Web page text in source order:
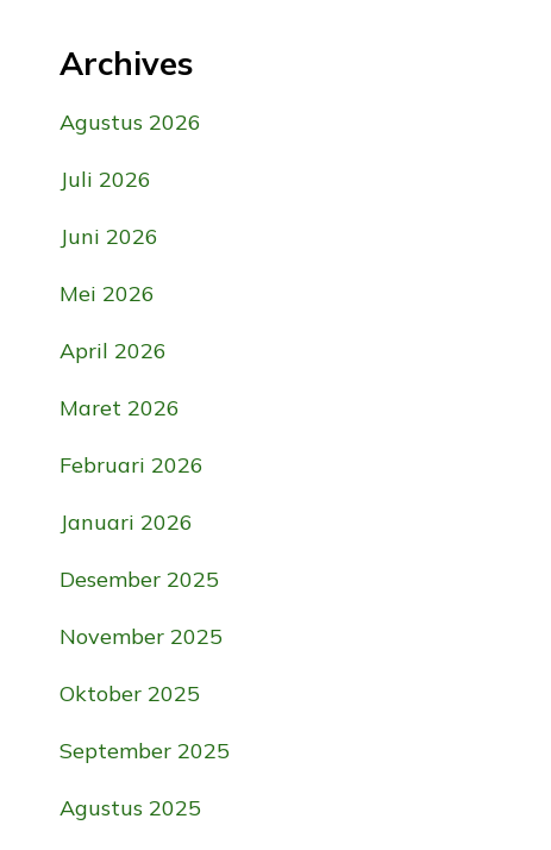
Archives
Agustus 2026
Juli 2026
Juni 2026
Mei 2026
April 2026
Maret 2026
Februari 2026
Januari 2026
Desember 2025
November 2025
Oktober 2025
September 2025
Agustus 2025